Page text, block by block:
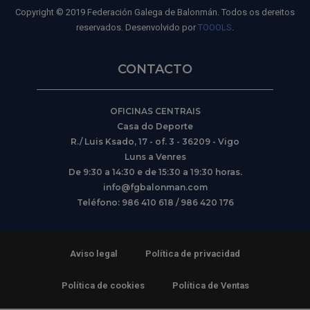
Copyright © 2019 Federación Galega de Balonmán. Todos os dereitos
reservados. Desenvolvido por TOOOLS
CONTACTO
OFICINAS CENTRAIS
Casa do Deporte
R./ Luis Ksado, 17 - of. 3 - 36209 - Vigo
Luns a Venres
De 9:30 a 14:30 e de 15:30 a 19:30 horas.
info@fgbalonman.com
Teléfono: 986 410 618 / 986 420 176
Aviso legal Política de privacidad
Política de cookies Política de Ventas